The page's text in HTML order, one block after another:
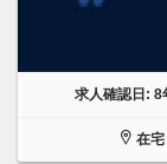
求人確認日: 8
在宅